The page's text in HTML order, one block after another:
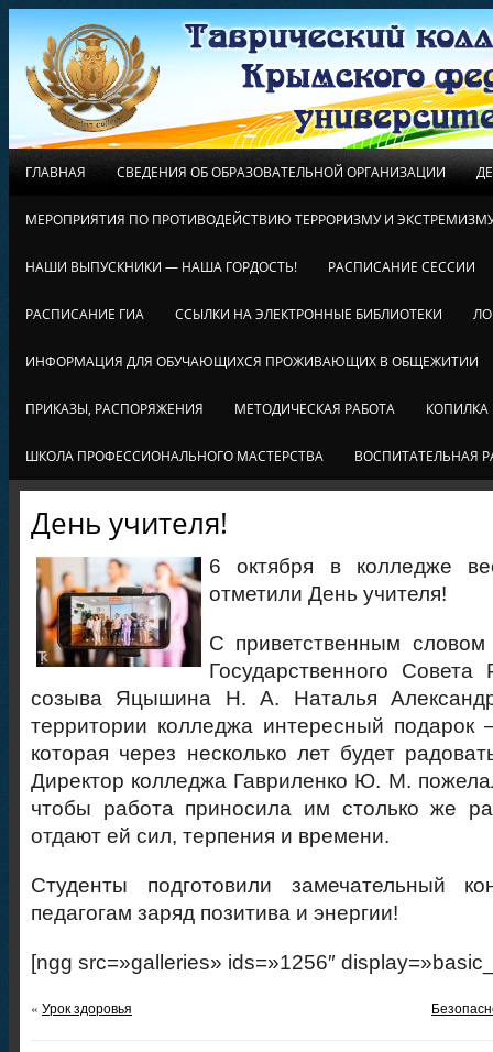
ГЛАВНАЯ СВЕДЕНИЯ ОБ ОБРАЗОВАТЕЛЬНОЙ ОРГАНИЗАЦИИ
МЕРОПРИЯТИЯ ПО ПРОТИВОДЕЙСТВИЮ ТЕРРОРИЗМУ И
НАШИ ВЫПУСКНИКИ — НАША ГОРДОСТЬ! РАСПИСАНИЕ СЕССИИ
РАСПИСАНИЕ ГИА ССЫЛКИ НА ЭЛЕКТРОННЫЕ БИБЛИОТЕКИ
ИНФОРМАЦИЯ ДЛЯ ОБУЧАЮЩИХСЯ ПРОЖИВАЮЩИХ В ОБЩЕЖИТИИ
ПРИКАЗЫ, РАСПОРЯЖЕНИЯ МЕТОДИЧЕСКАЯ РАБОТА КОПИЛКА
ШКОЛА ПРОФЕССИОНАЛЬНОГО МАСТЕРСТВА ВОСПИТАТЕЛЬНАЯ
День учителя!
6 октября в колледже
отметили День учителя!
С приветственным словом
Государственного
созыва Яцышина Н. А. Наталья
территории колледжа интересный подарок
которая через несколько лет будет
Директор колледжа Гавриленко Ю. М.
чтобы работа приносила им столько же
отдают ей сил, терпения и времени.
Студенты подготовили замечательный
педагогам заряд позитива и энергии!
[ngg src=»galleries» ids=»1256″
« Урок здоровья